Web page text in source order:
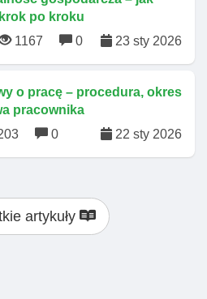
po kroku
1167 0 23 sty 2026
o pracę – procedura, okres
pracownika
0 22 sty 2026
artykuły